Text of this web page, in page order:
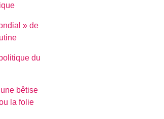
» de
du
bêtise
la folie